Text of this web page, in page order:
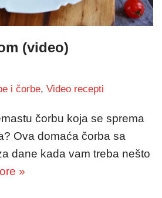
(video)
i čorbe, Video recepti
čorbu koja se sprema
Ova domaća čorba sa
dane kada vam treba nešto
»